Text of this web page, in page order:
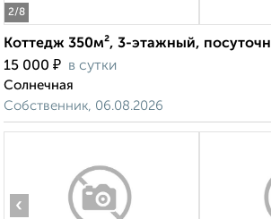
2/8
Коттедж 350м², 3-этажный,
15 000 ₽ в сутки
Солнечная
Собственник, 06.08.2026
‹